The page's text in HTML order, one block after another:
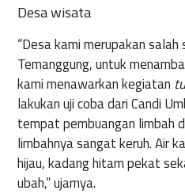
Desa wisata
“Desa kami merupakan
Temanggung, untuk
kami menawarkan kegiatan
lakukan uji coba dari Candi
tempat pembuangan limbah
limbahnya sangat keruh. Air
hijau, kadang hitam pekat
ubah,” ujarnya.